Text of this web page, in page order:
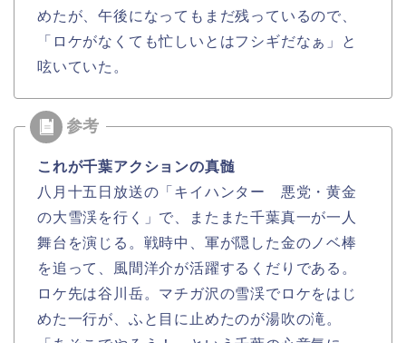
めたが、午後になってもまだ残っているので、
「ロケがなくても忙しいとはフシギだなぁ」と
呟いていた。
これが千葉アクションの真髄
八月十五日放送の「キイハンター 悪党・黄金
の大雪渓を行く」で、またまた千葉真一が一人
舞台を演じる。戦時中、軍が隠した金のノベ棒
を追って、風間洋介が活躍するくだりである。
ロケ先は谷川岳。マチガ沢の雪渓でロケをはじ
めた一行が、ふと目に止めたのが湯吹の滝。